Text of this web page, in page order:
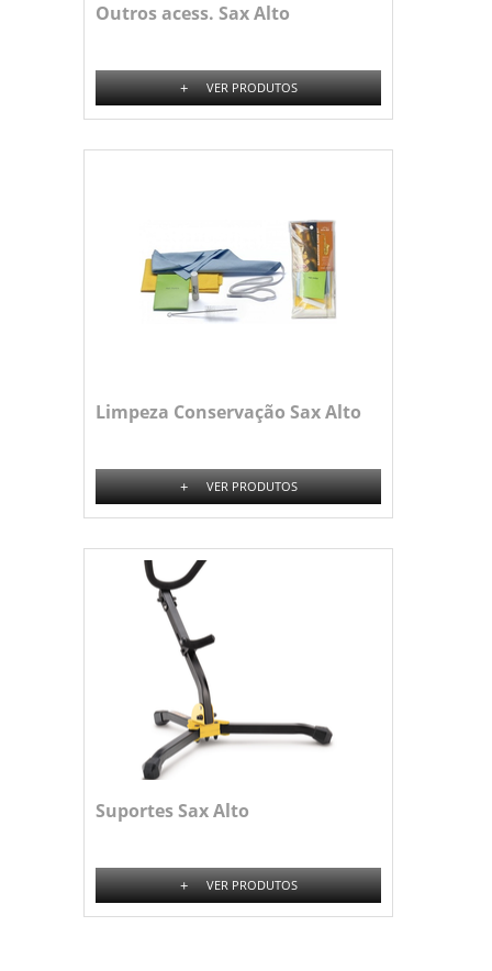
Outros acess. Sax Alto
+ VER PRODUTOS
Limpeza Conservação Sax Alto
+ VER PRODUTOS
Suportes Sax Alto
+ VER PRODUTOS